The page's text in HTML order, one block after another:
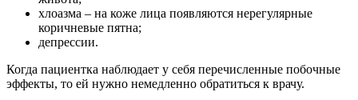
хлоазма – на коже лица появляются нерегулярные
коричневые пятна;
депрессии.
Когда пациентка наблюдает у себя перечисленные побочные
эффекты, то ей нужно немедленно обратиться к врачу.